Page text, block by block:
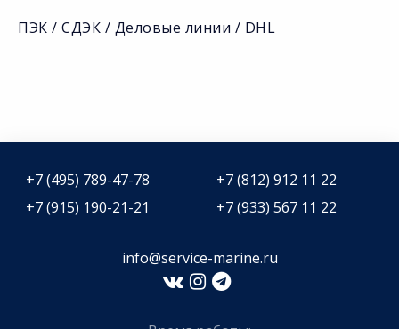
ПЭК / СДЭК / Деловые линии / DHL
+7 (495) 789-47-78
+7 (812) 912 11 22
+7 (915) 190-21-21
+7 (933) 567 11 22
info@service-marine.ru​​